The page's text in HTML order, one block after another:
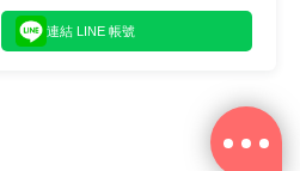
連結 LINE 帳號